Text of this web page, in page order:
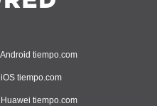
tiempo.com
tiempo.com
tiempo.com